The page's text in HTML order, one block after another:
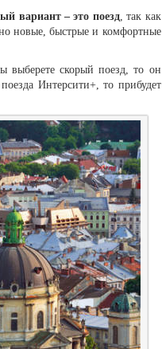
вариант – это поезд, так как
новые, быстрые и комфортные
выберете скорый поезд, то он
Интерсити+, то прибудет